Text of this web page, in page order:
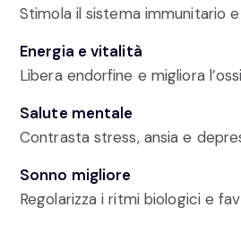
Stimola il sistema immunitario
Energia e vitalità
Libera endorfine e migliora
Salute mentale
Contrasta stress, ansia e
Sonno migliore
Regolarizza i ritmi biologici e